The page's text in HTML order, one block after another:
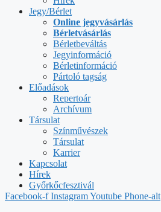
Jegy/Bérlet
Online jegyvásárlás
Bérletvásárlás
Bérletbeváltás
Jegyinformáció
Bérletinformáció
Pártoló tagság
Előadások
Repertoár
Archívum
Társulat
Színművészek
Társulat
Karrier
Kapcsolat
Hírek
Győrkőcfesztivál
Facebook-f InstagramYoutube Phone-alt